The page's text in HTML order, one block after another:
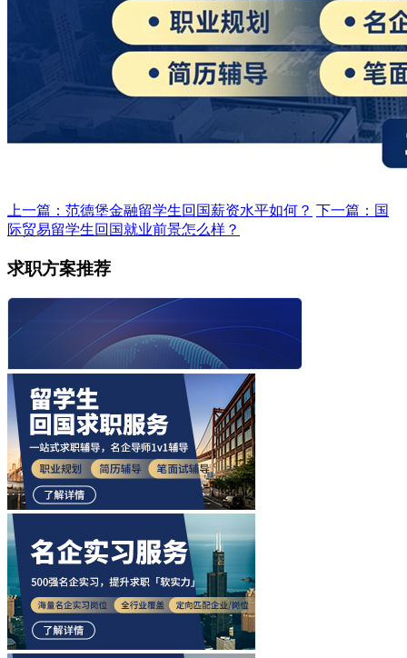
上一篇：范德堡金融留学生回国薪资水平如何？ 下一篇：国
际贸易留学生回国就业前景怎么样？
求职方案推荐